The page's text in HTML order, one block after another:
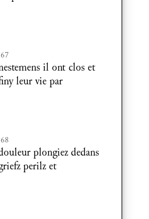
67
il ont clos et
leur vie par
68
plongiez dedans
perilz et